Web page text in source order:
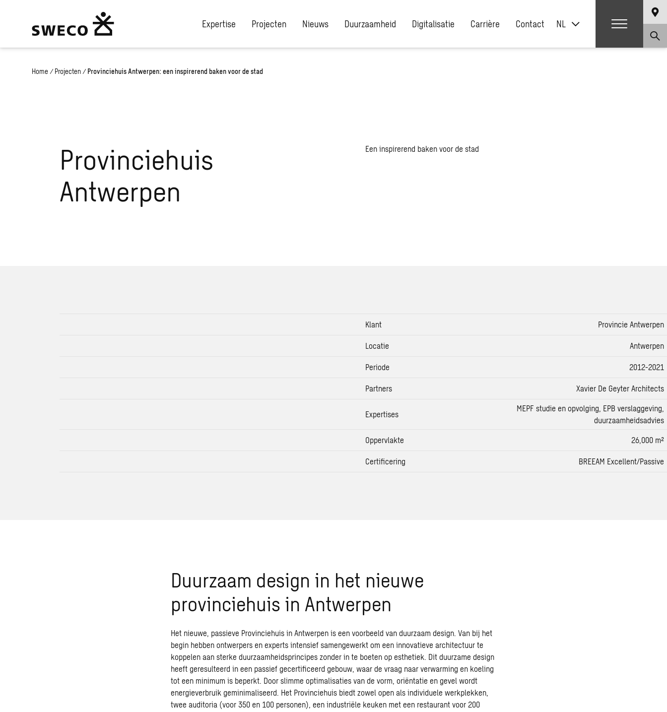
Expertise Projecten Nieuws Duurzaamheid Digitalisatie Carrière Contact NL
Home / Projecten / Provinciehuis Antwerpen: een inspirerend baken voor de stad
Provinciehuis
Antwerpen
Een inspirerend baken voor de stad
Klant Provincie Antwerpen
Locatie Antwerpen
Periode 2012-2021
Partners Xavier De Geyter Architects
Expertises
MEPF studie en opvolging, EPB verslaggeving,
duurzaamheidsadvies
Oppervlakte 26,000 m²
Certificering BREEAM Excellent/Passive
Duurzaam design in het nieuwe
provinciehuis in Antwerpen
Het nieuwe, passieve Provinciehuis in Antwerpen is een voorbeeld van duurzaam design. Van bij het
begin hebben ontwerpers en experts intensief samengewerkt om een innovatieve architectuur te
koppelen aan sterke duurzaamheidsprincipes zonder in te boeten op esthetiek. Dit duurzame design
heeft geresulteerd in een passief gecertificeerd gebouw, waar de vraag naar verwarming en koeling
tot een minimum is beperkt. Door slimme optimalisaties van de vorm, oriëntatie en gevel wordt
energieverbruik geminimaliseerd. Het Provinciehuis biedt zowel open als individuele werkplekken,
twee auditoria (voor 350 en 100 personen), een industriële keuken met een restaurant voor 200